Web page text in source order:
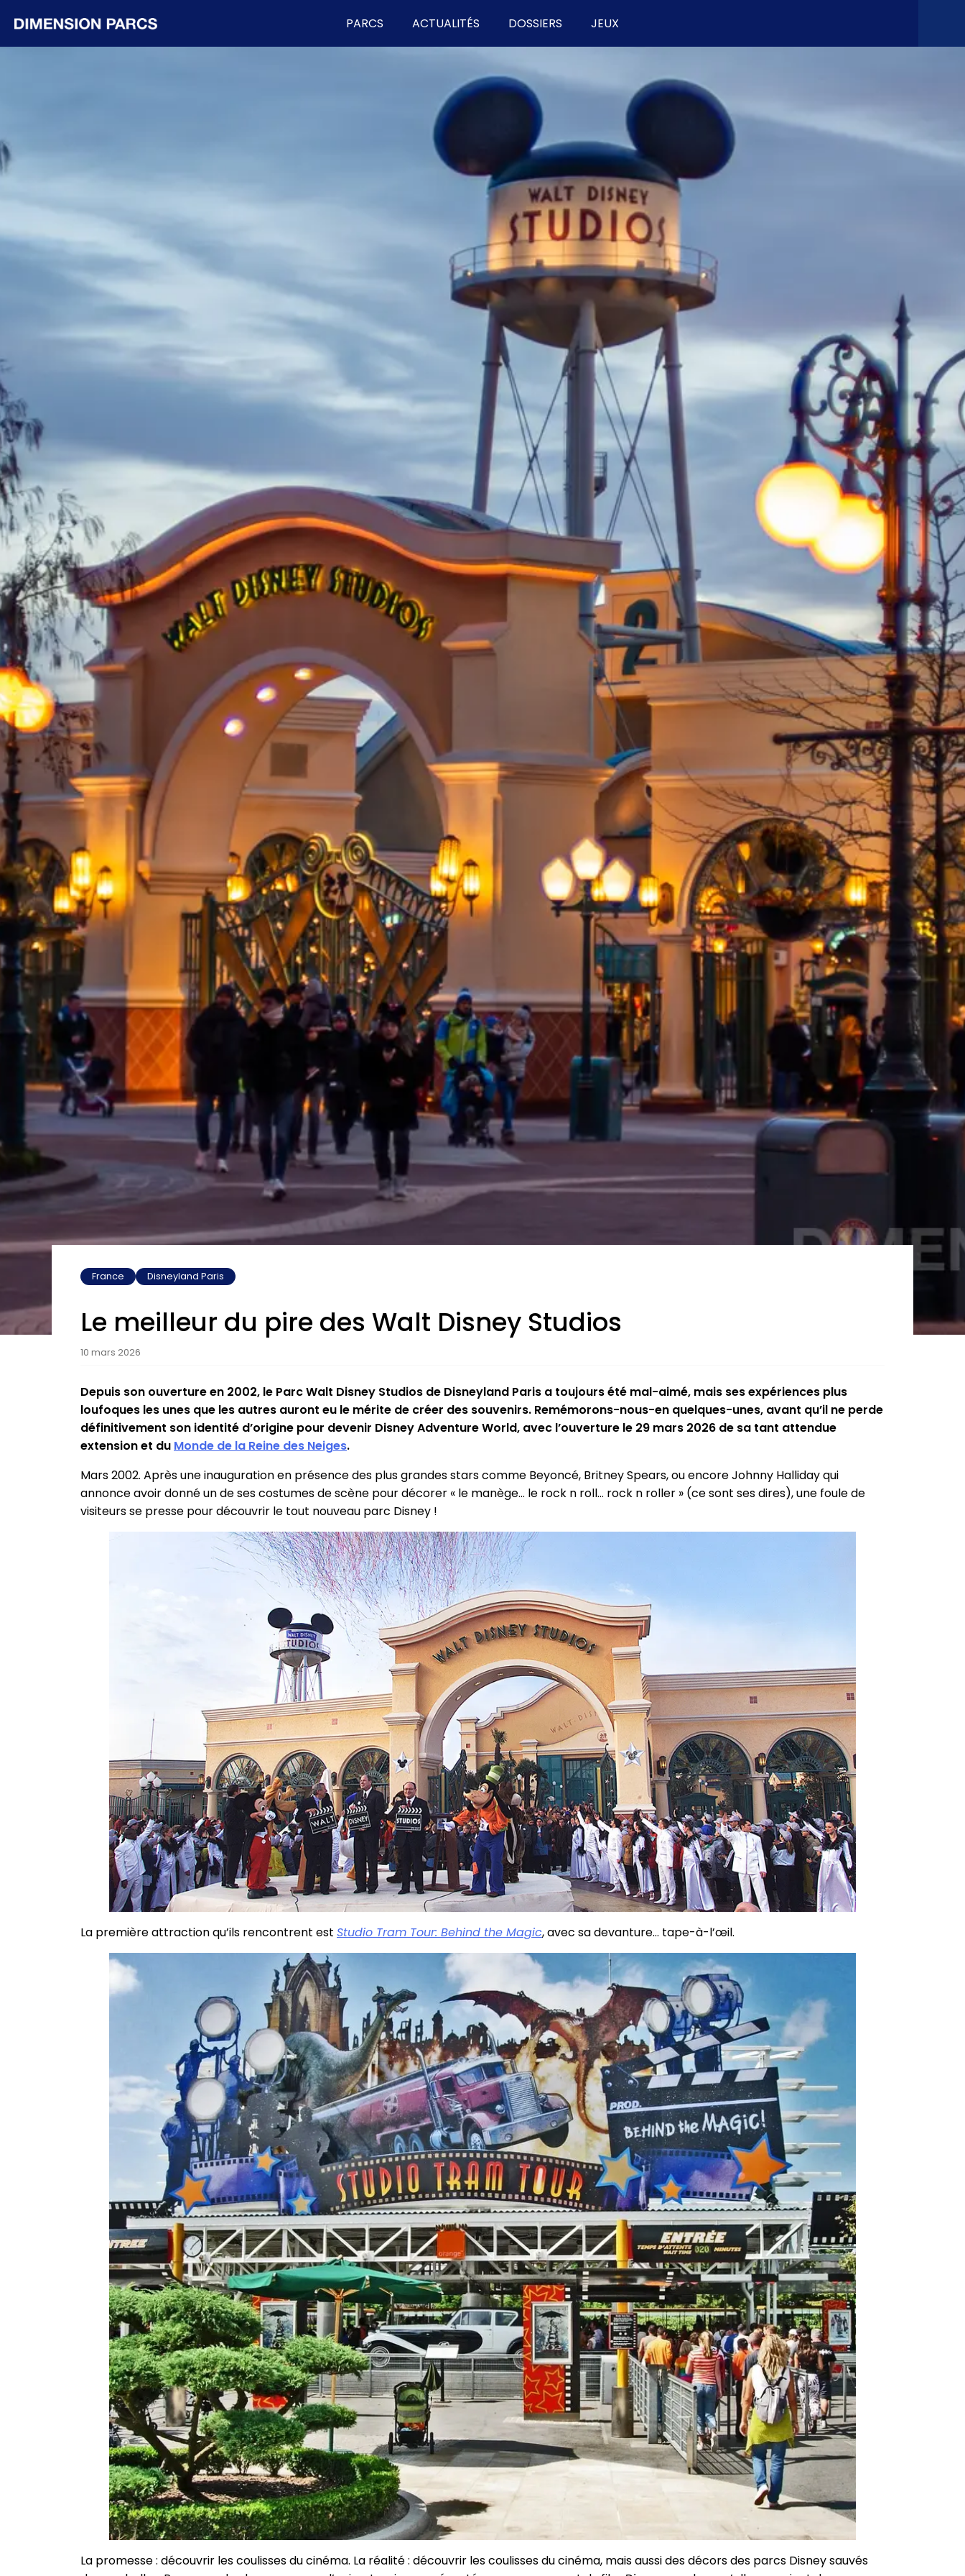
PARCS ACTUALITÉS DOSSIERS JEUX
France Disneyland Paris
Le meilleur du pire des Walt Disney Studios
10 mars 2026
Depuis son ouverture en 2002, le Parc Walt Disney Studios de Disneyland Paris a toujours été mal-aimé, mais ses expériences plus
loufoques les unes que les autres auront eu le mérite de créer des souvenirs. Remémorons-nous-en quelques-unes, avant qu’il ne perde
définitivement son identité d’origine pour devenir Disney Adventure World, avec l’ouverture le 29 mars 2026 de sa tant attendue
extension et du Monde de la Reine des Neiges.
Mars 2002. Après une inauguration en présence des plus grandes stars comme Beyoncé, Britney Spears, ou encore Johnny Halliday qui
annonce avoir donné un de ses costumes de scène pour décorer « le manège… le rock n roll… rock n roller » (ce sont ses dires), une foule de
visiteurs se presse pour découvrir le tout nouveau parc Disney !
La première attraction qu’ils rencontrent est Studio Tram Tour: Behind the Magic, avec sa devanture… tape-à-l’œil.
La promesse : découvrir les coulisses du cinéma. La réalité : découvrir les coulisses du cinéma, mais aussi des décors des parcs Disney sauvés